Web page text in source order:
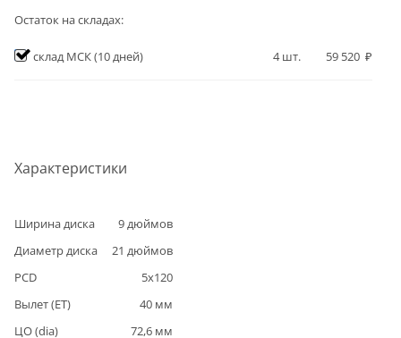
Характеристики
Ширина диска 9дюймов
Диаметр диска
21 дюймов
PCD
5x120
Вылет (ET)
40 мм
ЦО (dia)
72,6 мм
Остаток на складах:
склад МСК(10 дней) 4шт. 59 520